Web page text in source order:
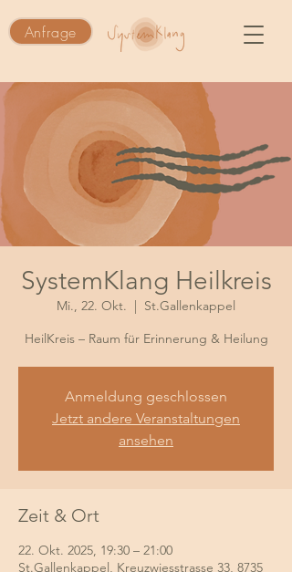
Anfrage
SystemKlang Heilkreis
Mi., 22. Okt.
  |
St.Gallenkappel
HeilKreis – Raum für Erinnerung & Heilung
Anmeldung geschlossen
Jetzt andere Veranstaltungen
ansehen
Zeit & Ort
22. Okt. 2025, 19:30 – 21:00
St.Gallenkappel, Kreuzwiesstrasse 33, 8735